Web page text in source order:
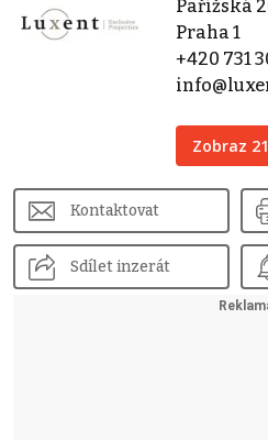
Pařížská
Praha 1
+420 731
Zobraz
Kontaktovat
Sdílet inzerát